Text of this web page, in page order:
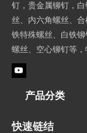
钉，贵金属铆钉，
丝、内六角螺丝、
铁特殊螺丝、白铁
螺丝、空心铆钉等，
产品分类
快速链结